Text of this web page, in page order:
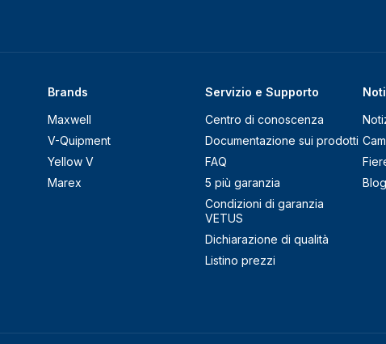
Brands
Maxwell
V-Quipment
Yellow V
Marex
Servizio e Supporto
Centro di conoscenza
Documentazione sui prodotti
FAQ
5 più garanzia
Condizioni di garanzia
VETUS
Dichiarazione di qualità
Listino prezzi
Blog